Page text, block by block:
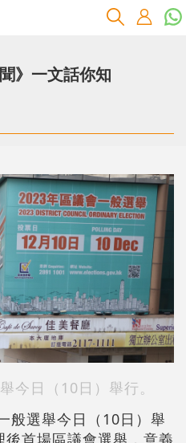
》一文話你知
今日（10日）舉行。
般選舉今日（10日）舉
首場區議會選舉，意義